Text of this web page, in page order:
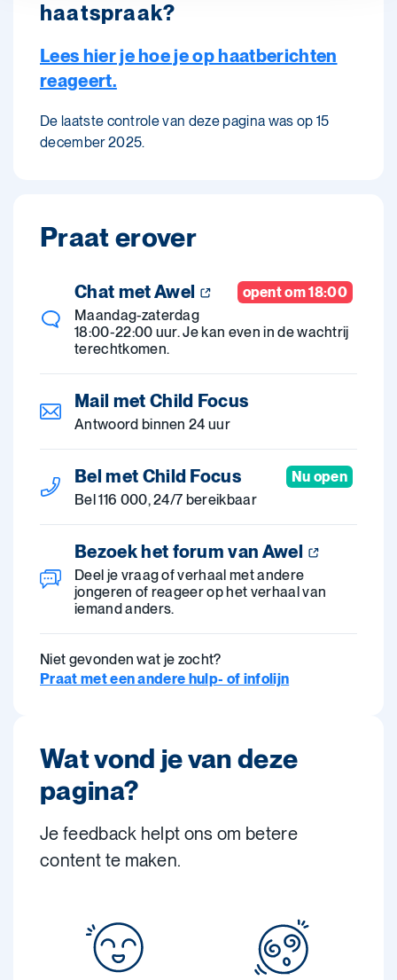
haatspraak?
Lees hier je hoe je op haatberichten
reageert.
De laatste controle van deze pagina was op 15
december 2025.
Praat erover
opent om 18:00
Chat met Awel
Maandag-zaterdag
18:00-22:00 uur. Je kan even in de wachtrij
terechtkomen.
Mail met Child Focus
Antwoord binnen 24 uur
Nu open
Bel met Child Focus
Bel 116 000, 24/7 bereikbaar
Bezoek het forum van Awel
Deel je vraag of verhaal met andere
jongeren of reageer op het verhaal van
iemand anders.
Niet gevonden wat je zocht?
Praat met een andere hulp- of infolijn
Wat vond je van deze
pagina?
Je feedback helpt ons om betere
content te maken.